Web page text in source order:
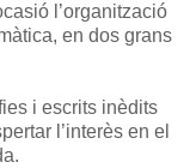
l’organització
en dos grans
i escrits inèdits
l’interès en el